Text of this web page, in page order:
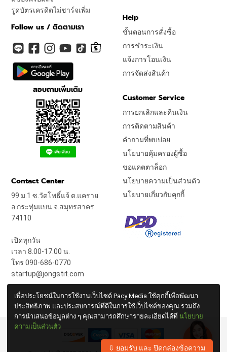
รูดบัตรเครดิตไม่ชาร์จเพิ่ม
Follow us / ติดตามเรา
สอบถามเพิ่มเติม
Help
ขั้นตอนการสั่งซื้อ
การชำระเงิน
แจ้งการโอนเงิน
การจัดส่งสินค้า
Customer Service
การยกเลิกและคืนเงิน
การติดตามสินค้า
คำถามที่พบบ่อย
นโยบายคุ้มครองผู้ซื้อ
ขอแคตตาล็อก
นโยบายความเป็นส่วนตัว
นโยบายเกี่ยวกับคุกกี้
Contact Center
99 ม.1 ซ.วัดโพธิ์แจ้ ต.แคราย
อ.กระทุ่มแบน จ.สมุทรสาคร
74110
เปิดทุกวัน
เวลา 8.00-17.00 น.
โทร 090-686-0770
startup@jongstit.com
เพื่อประโยชน์ในการใช้งานเว็บไซต์ Pacy Media ใช้คุกกี้เพื่อพัฒนา
ประสิทธิภาพ และประสบการณ์ที่ดีในการใช้เว็บไซต์ของคุณ รวมถึง
การนำเสนอข้อมูลต่าง ๆ คุณสามารถศึกษารายละเอียดได้ที่ นโยบาย
ความเป็นส่วนตัว
⇩ ยอมรับ และ ปิดกล่องข้อความ